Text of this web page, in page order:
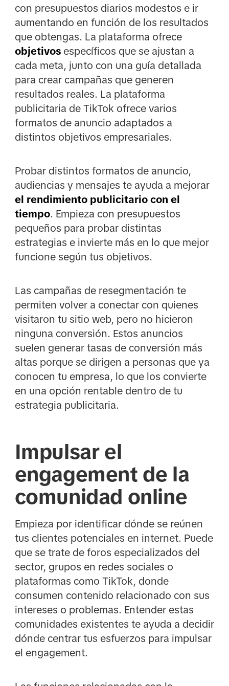
con presupuestos diarios modestos e ir
aumentando en función de los resultados
que obtengas. La plataforma ofrece
objetivos específicos que se ajustan a
cada meta, junto con una guía detallada
para crear campañas que generen
resultados reales. La plataforma
publicitaria de TikTok ofrece varios
formatos de anuncio adaptados a
distintos objetivos empresariales.
Probar distintos formatos de anuncio,
audiencias y mensajes te ayuda a mejorar
el rendimiento publicitario con el
tiempo. Empieza con presupuestos
pequeños para probar distintas
estrategias e invierte más en lo que mejor
funcione según tus objetivos.
Las campañas de resegmentación te
permiten volver a conectar con quienes
visitaron tu sitio web, pero no hicieron
ninguna conversión. Estos anuncios
suelen generar tasas de conversión más
altas porque se dirigen a personas que ya
conocen tu empresa, lo que los convierte
en una opción rentable dentro de tu
estrategia publicitaria.
Impulsar el
engagement de la
comunidad online
Empieza por identificar dónde se reúnen
tus clientes potenciales en internet. Puede
que se trate de foros especializados del
sector, grupos en redes sociales o
plataformas como TikTok, donde
consumen contenido relacionado con sus
intereses o problemas. Entender estas
comunidades existentes te ayuda a decidir
dónde centrar tus esfuerzos para impulsar
el engagement.